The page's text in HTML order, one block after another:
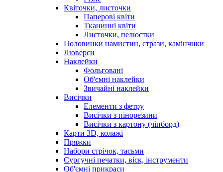
Квіточки, листочки
Паперові квіти
Тканинні квіти
Листочки, пелюстки
Половинки намистин, стрази, камінчики
Люверси
Наклейки
Фольговані
Об'ємні наклейки
Звичайні наклейки
Висічки
Елементи з фетру
Висічки з пінорезини
Висічки з картону (чіпборд)
Карти 3D, колажі
Пряжки
Набори стрічок, тасьми
Сургучні печатки, віск, інструменти
Об'ємні прикраси